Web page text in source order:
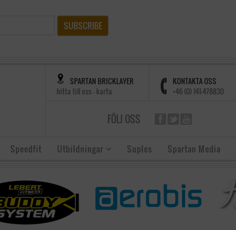
SUBSCRIBE
SPARTAN BRICKLAYER
hitta till oss - karta
KONTAKTA OSS
+46 (0) 141-478830
FÖLJ OSS
Speedfit Utbildningar Suples Spartan Media